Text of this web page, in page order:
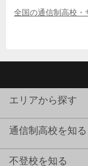
全国の通信制高校・
エリアから探す
通信制高校を知る
不登校を知る